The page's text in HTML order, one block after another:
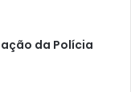
ação da Polícia